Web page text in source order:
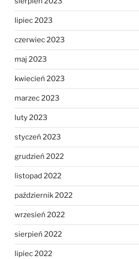
lipiec 2023
czerwiec 2023
maj 2023
kwiecień 2023
marzec 2023
luty 2023
styczeń 2023
grudzień 2022
listopad 2022
październik 2022
wrzesień 2022
sierpień 2022
lipiec 2022